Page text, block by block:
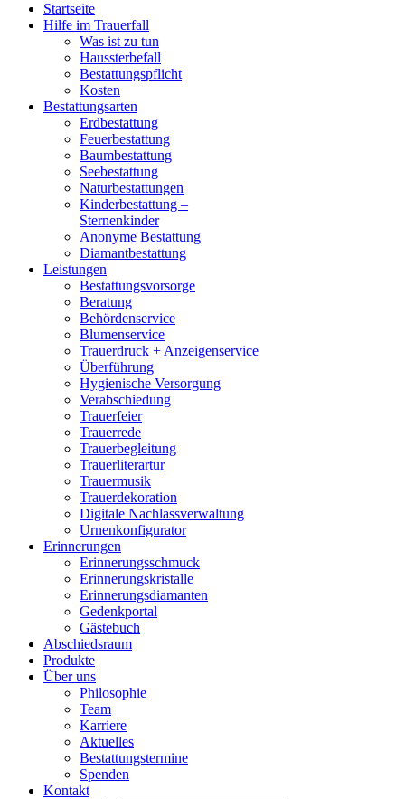
Startseite
Hilfe im Trauerfall
Was ist zu tun
Haussterbefall
Bestattungspflicht
Kosten
Bestattungsarten
Erdbestattung
Feuerbestattung
Baumbestattung
Seebestattung
Naturbestattungen
Kinderbestattung –
Sternenkinder
Anonyme Bestattung
Diamantbestattung
Leistungen
Bestattungsvorsorge
Beratung
Behördenservice
Blumenservice
Trauerdruck + Anzeigenservice
Überführung
Hygienische Versorgung
Verabschiedung
Trauerfeier
Trauerrede
Trauerbegleitung
Trauerliterartur
Trauermusik
Trauerdekoration
Digitale Nachlassverwaltung
Urnenkonfigurator
Erinnerungen
Erinnerungsschmuck
Erinnerungskristalle
Erinnerungsdiamanten
Gedenkportal
Gästebuch
Abschiedsraum
Produkte
Über uns
Philosophie
Team
Karriere
Aktuelles
Bestattungstermine
Spenden
Kontakt